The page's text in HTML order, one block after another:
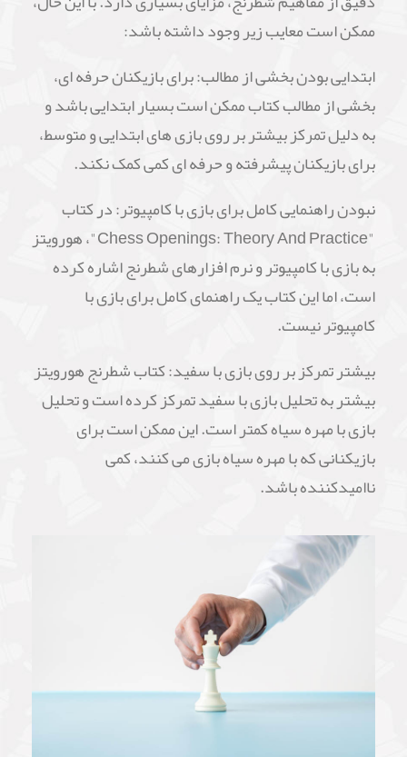
ممکن است معایب زیر وجود داشته باشد:
ابتدایی بودن بخشی از مطالب: برای بازیکنان حرفه ای،
بخشی از مطالب کتاب ممکن است بسیار ابتدایی باشد و
به دلیل تمرکز بیشتر بر روی بازی های ابتدایی و متوسط،
برای بازیکنان پیشرفته و حرفه ای کمی کمک نکند.
نبودن راهنمایی کامل برای بازی با کامپیوتر: در کتاب
"Chess Openings: Theory And Practice"، هورویتز
به بازی با کامپیوتر و نرم افزارهای شطرنج اشاره کرده
است، اما این کتاب یک راهنمای کامل برای بازی با
کامپیوتر نیست.
بیشتر تمرکز بر روی بازی با سفید: کتاب شطرنج هورویتز
بیشتر به تحلیل بازی با سفید تمرکز کرده است و تحلیل
بازی با مهره سیاه کمتر است. این ممکن است برای
بازیکنانی که با مهره سیاه بازی می کنند، کمی
ناامیدکننده باشد.